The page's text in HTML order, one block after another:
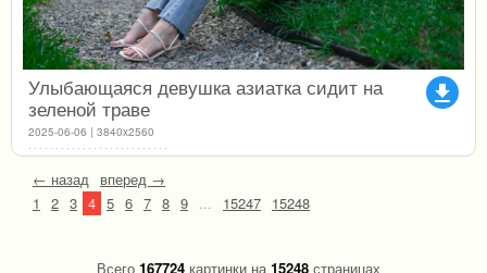
file_download
Улыбающаяся девушка азиатка сидит на
зеленой траве
2025-06-06 | 3840x2560
← назад вперед →
1
2 3 4 5 6 7 8 9 ... 15247 15248
Всего 167724картинки на15248страницах